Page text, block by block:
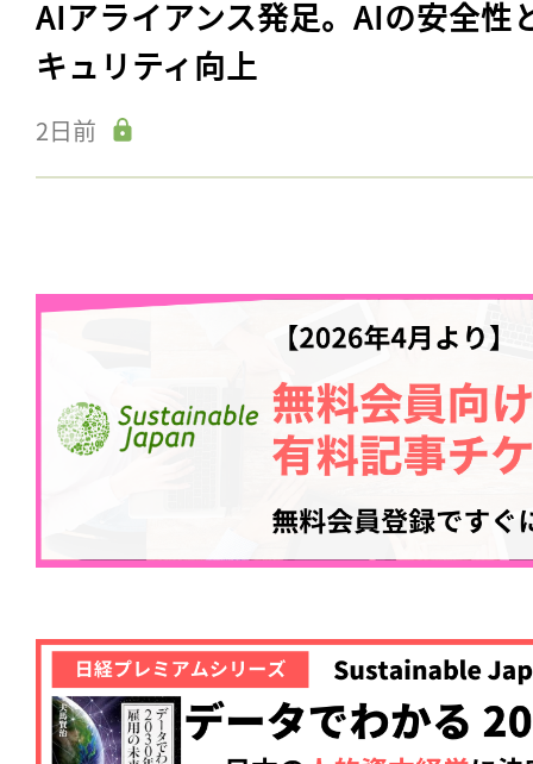
AIアライアンス発足。AIの安全性
キュリティ向上
2日前